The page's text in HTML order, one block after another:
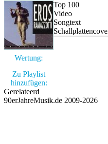
Wertung:
Zu Playlist
hinzufügen:
Top 100
Video
Songtext
Gerelateerd
90erJahreMusik.de 2009-2026